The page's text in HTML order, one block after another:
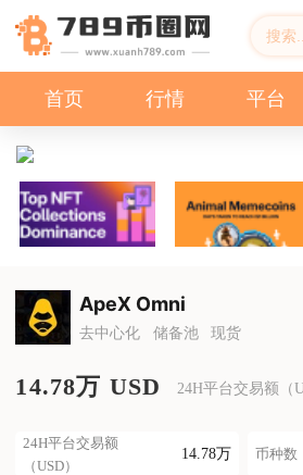
首页 行情 平台
ApeX Omni
去中心化 储备池 现货
14.78万 USD 24H平台交易额（
24H平台交易额
（USD）
14.78万 币种数